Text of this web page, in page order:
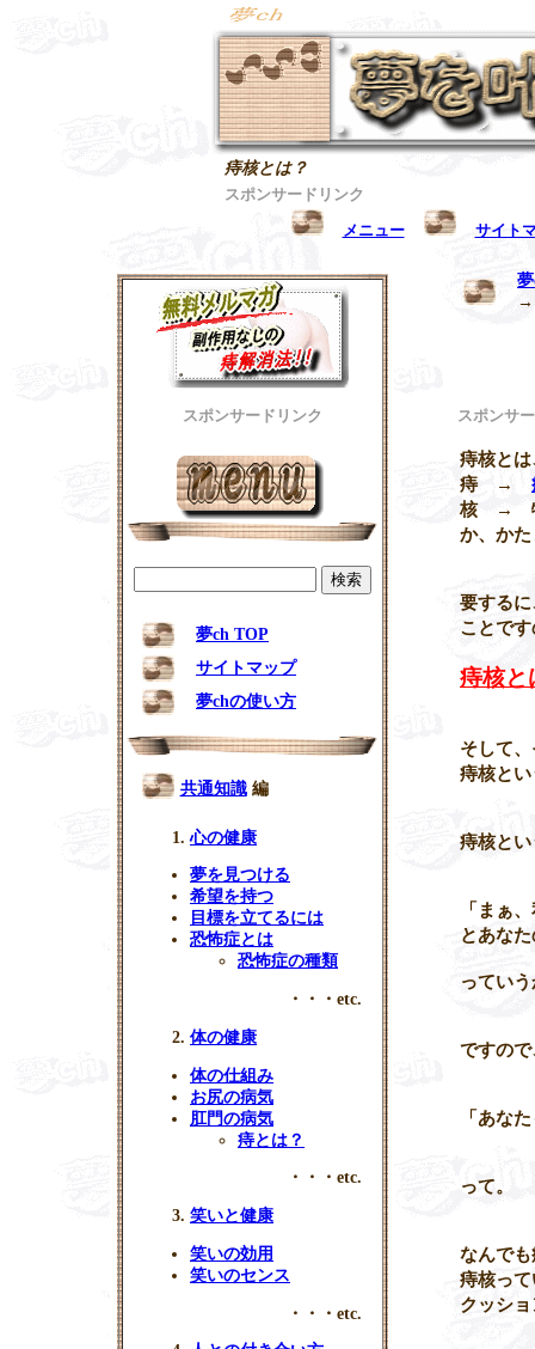
痔核とは？
スポンサードリンク
メニュー
サイト
スポンサ
痔核とは
痔 →
核 → 物
か、か
要する
ことで
痔核と
そして
痔核と
痔核と
「まぁ
とあな
ってい
ですの
「あな
って。
なんでも
痔核っ
クッシ
スポンサードリンク
夢ch TOP
サイトマップ
夢chの使い方
共通知識編
心の健康
夢を見つける
希望を持つ
目標を立てるには
恐怖症とは
恐怖症の種類
・・・etc.
体の健康
体の仕組み
お尻の病気
肛門の病気
痔とは？
・・・etc.
笑いと健康
笑いの効用
笑いのセンス
・・・etc.